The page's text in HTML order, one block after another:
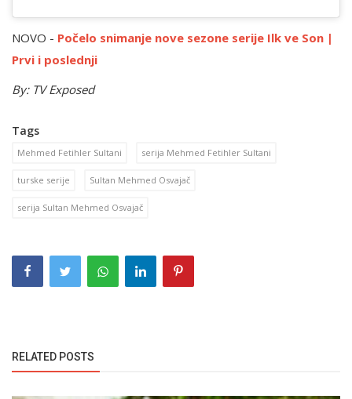
NOVO - Počelo snimanje nove sezone serije Ilk ve Son |
Prvi i poslednji
By: TV Exposed
Tags
Mehmed Fetihler Sultani serija Mehmed Fetihler Sultani
turske serije Sultan Mehmed Osvajač
serija Sultan Mehmed Osvajač
RELATED POSTS